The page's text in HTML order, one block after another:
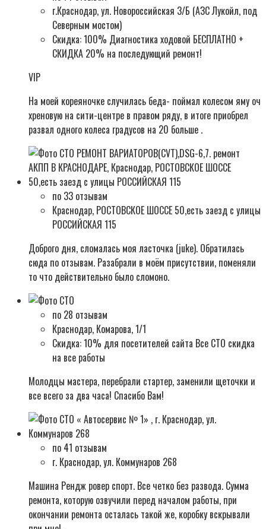
г.Краснодар, ул. Новороссийская 3/Б (АЗС Лукойл, под
Северным мостом)
Скидка: 100% Диагностика ходовой БЕСПЛАТНО +
СКИДКА 20% на последующий ремонт!
VIP
На моей кореяночке случилась беда- поймал колесом яму оч
хреновую на сити-центре в правом ряду, в итоге приобрел
развал одного колеса градусов на 20 больше .
по 33 отзывам
Краснодар, РОСТОВСКОЕ ШОССЕ 50,есть заезд с улицы
РОССИЙСКАЯ 115
Доброго дня, сломалась моя ласточка (juke). Обратилась
сюда по отзывам. Разабрали в моём присутствии, поменяли
то что действительно было сломоно.
по 28 отзывам
Краснодар, Комарова, 1/1
Скидка: 10% для посетителей сайта Все СТО скидка
на все работы
Молодцы мастера, перебрали стартер, заменили щеточки и
все всего за два часа! Спасибо Вам!
по 41 отзывам
г. Краснодар, ул. Коммунаров 268
Машина Рендж ровер спорт. Все четко без развода. Сумма
ремонта, которую озвучили перед началом работы, при
окончании ремонта осталась такой же, коробку вскрывали